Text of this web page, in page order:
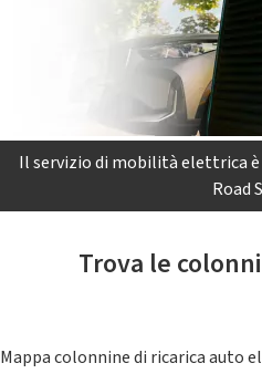
Il servizio di mobilità elettrica
Road
Trova le
Mappa colonnine di ricarica auto